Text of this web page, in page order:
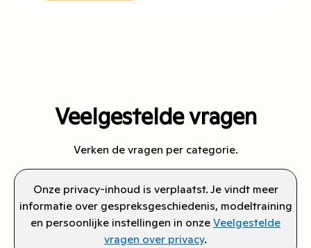
Veelgestelde vragen
Verken de vragen per categorie.
Onze privacy-inhoud is verplaatst. Je vindt meer
informatie over gespreksgeschiedenis, modeltraining
en persoonlijke instellingen in onze Veelgestelde
vragen over privacy.